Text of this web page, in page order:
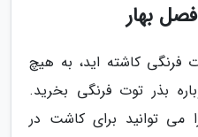
بهار
فرنگی کاشته اید، به هیچ
بذر توت فرنگی بخرید.
می توانید برای کاشت در